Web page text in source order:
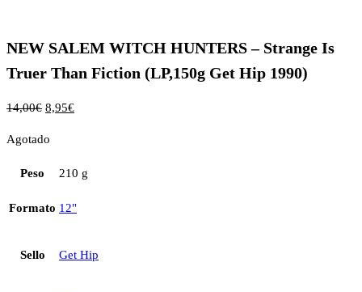
NEW SALEM WITCH HUNTERS – Strange Is
Truer Than Fiction (LP,150g Get Hip 1990)
14,00€ 8,95€
Agotado
Peso 210 g
Formato 12"
Sello Get Hip